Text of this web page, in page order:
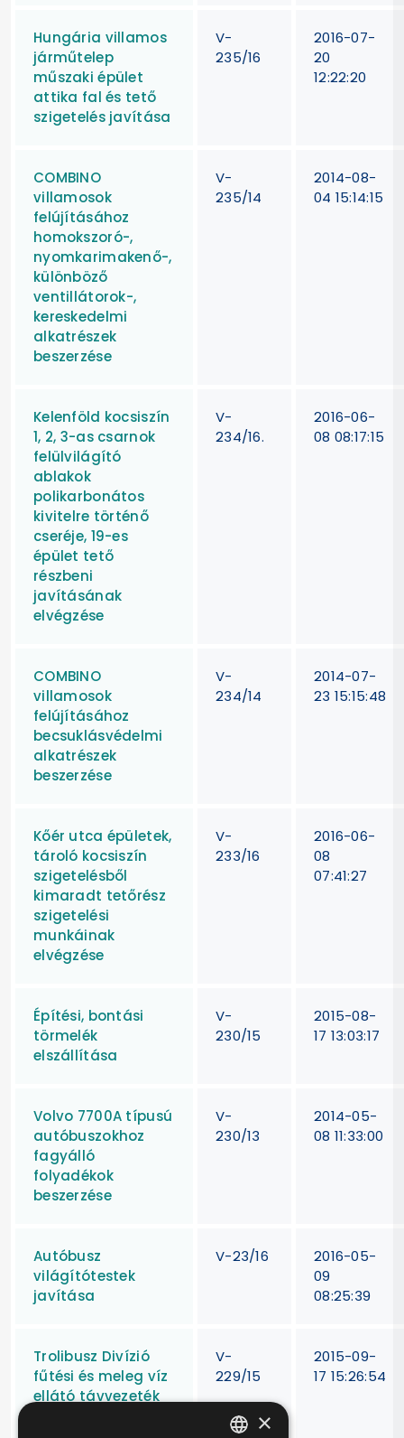
Hungária villamos
járműtelep
műszaki épület
attika fal és tető
szigetelés javítása
V-
235/16
2016-07-
20
12:22:20
COMBINO
villamosok
felújításához
homokszoró-,
nyomkarimakenő-,
különböző
ventillátorok-,
kereskedelmi
alkatrészek
beszerzése
V-
235/14
2014-08-
04 15:14:15
Kelenföld kocsiszín
1, 2, 3-as csarnok
felülvilágító
ablakok
polikarbonátos
kivitelre történő
cseréje, 19-es
épület tető
részbeni
javításának
elvégzése
V-
234/16.
2016-06-
08 08:17:15
COMBINO
villamosok
felújításához
becsuklásvédelmi
alkatrészek
beszerzése
V-
234/14
2014-07-
23 15:15:48
Kőér utca épületek,
tároló kocsiszín
szigetelésből
kimaradt tetőrész
szigetelési
munkáinak
elvégzése
V-
233/16
2016-06-
08
07:41:27
Építési, bontási
törmelék
elszállítása
V-
230/15
2015-08-
17 13:03:17
Volvo 7700A típusú
autóbuszokhoz
fagyálló
folyadékok
beszerzése
V-
230/13
2014-05-
08 11:33:00
Autóbusz
világítótestek
javítása
V-23/16
2016-05-
09
08:25:39
Trolibusz Divízió
fűtési és meleg víz
ellátó távvezeték
V-
229/15
2015-09-
17 15:26:54
×